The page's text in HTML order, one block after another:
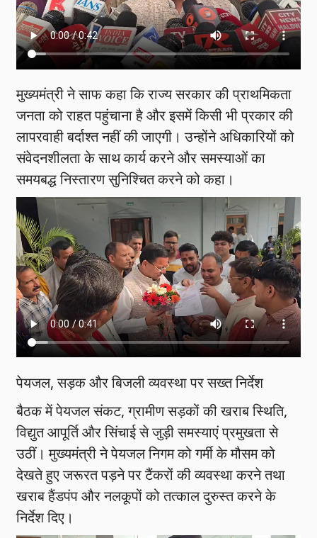
मुख्यमंत्री ने साफ कहा कि राज्य सरकार की प्राथमिकता
जनता को राहत पहुंचाना है और इसमें किसी भी प्रकार की
लापरवाही बर्दाश्त नहीं की जाएगी। उन्होंने अधिकारियों को
संवेदनशीलता के साथ कार्य करने और समस्याओं का
समयबद्ध निस्तारण सुनिश्चित करने को कहा।
पेयजल, सड़क और बिजली व्यवस्था पर सख्त निर्देश
बैठक में पेयजल संकट, ग्रामीण सड़कों की खराब स्थिति,
विद्युत आपूर्ति और सिंचाई से जुड़ी समस्याएं प्रमुखता से
उठीं। मुख्यमंत्री ने पेयजल निगम को गर्मी के मौसम को
देखते हुए जरूरत पड़ने पर टैंकरों की व्यवस्था करने तथा
खराब हैंडपंप और नलकूपों को तत्काल दुरुस्त करने के
निर्देश दिए।